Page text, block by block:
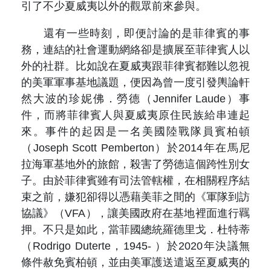
引了不少夏威夷以外的觀眾前來參與。
還有一些時刻，即便討論的是菲律賓的事
務，連結的社會運動網絡卻是擴展至菲律賓人以
外的社群。比如說在夏威夷跟菲律賓都難以忽視
的美軍軍事基地議題，便因為曾一度引發輿論軒
然大波的珍妮佛．勞德（Jennifer Laude）事
件，而將菲律賓人與夏威夷原住民族給串連起
來。事件的起因是一名美國陸戰隊員賓柏頓
（Joseph Scott Pemberton）於2014年在馬尼
拉海軍基地外的旅館，殺害了勞德這個跨性別女
子。由於菲律賓雖有司法管轄權，在相關程序結
束之前，嫌犯卻得以憑藉美菲之間的《軍隊到訪
協議》（VFA），讓美國政府在基地裡面進行羈
押。不只是如此，當菲國總統羅德里戈．杜特蒂
（Rodrigo Duterte，1945- ）於2020年決議無
條件赦免賓柏頓，並由美軍護送遣返至夏威夷的